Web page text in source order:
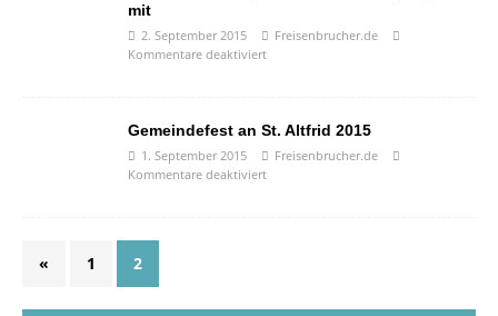
mit
2. September 2015
Freisenbrucher.de
Kommentare deaktiviert
Gemeindefest an St. Altfrid 2015
1. September 2015
Freisenbrucher.de
Kommentare deaktiviert
« 1 2